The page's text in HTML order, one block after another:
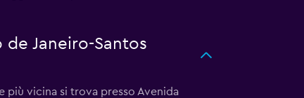
Janeiro-Santos
più vicina si trova presso Avenida